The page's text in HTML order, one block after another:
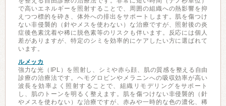
で高いエネルギーを照射することで、周囲の組織への熱影響を抑
えつつ標的を砕き、体外への排出をサポートします。肌を傷つけ
ない非侵襲的（針やメスを使わない）な治療ですが、照射後の炎
症後色素沈着や稀に脱色素等のリスクも伴います。反応には個人
差がありますが、特定のシミを効率的にケアしたい方に選ばれて
います。
ルメッカ
強力な光（IPL）を照射し、シミや赤ら顔、肌の質感を整える自由
診療の治療法です。ヘモグロビンやメラニンへの吸収効率が高い
波長を効率よく照射することで、組織リモデリングをサポート
し、肌のトーンを明るく整えます。肌を傷つけない非侵襲的（針
やメスを使わない）な治療ですが、赤みや一時的な色の濃化、稀